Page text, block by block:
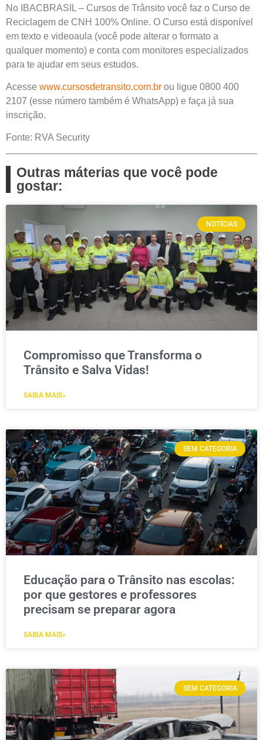
No IBACBRASIL – Cursos de Trânsito você faz o Curso de
Reciclagem de CNH 100% Online. O Curso está disponível
em texto e videoaula (você pode alterar o formato a
qualquer momento) e conta com monitores especializados
para te ajudar em seus estudos.
Acesse www.cursosdetransito.com.br ou ligue 0800 400
2107 (esse número também é WhatsApp) e faça já sua
inscrição.
Fonte: RVA Security
Outras máterias que você pode
gostar:
NOTÍCIAS
Compromisso que Transforma o
Trânsito e Salva Vidas!
SAIBA MAIS»
SEM CATEGORIA
Educação para o Trânsito nas escolas:
por que gestores e professores
precisam se preparar agora
SAIBA MAIS»
SEM CATEGORIA